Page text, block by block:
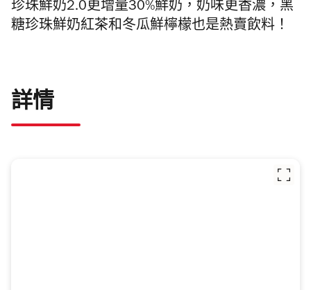
珍珠鮮奶2.0更增量30%鮮奶，奶味更香濃， 黑
糖珍珠鮮奶紅茶和冬瓜鮮檸檬也是熱賣飲料！
詳情